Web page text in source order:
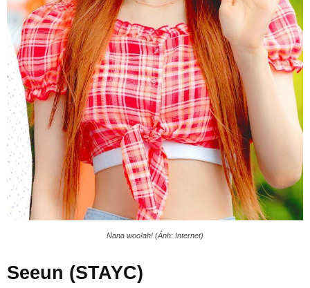
Nana woo!ah! (Ảnh: Internet)
Seeun (STAYC)